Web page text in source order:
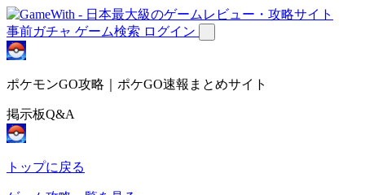
事前ガチャ ゲーム検索 ログイン
ポケモンGO攻略｜ポケGO速報まとめサイト
掲示板Q&A
トップに戻る